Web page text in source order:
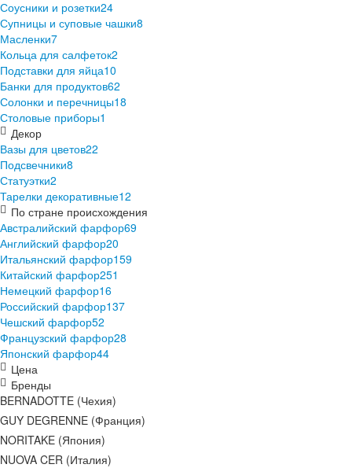
Соусники и розетки24
Супницы и суповые чашки8
Масленки7
Кольца для салфеток2
Подставки для яйца10
Банки для продуктов62
Солонки и перечницы18
Столовые приборы1
Декор
Вазы для цветов22
Подсвечники8
Статуэтки2
Тарелки декоративные12
По стране происхождения
Австралийский фарфор69
Английский фарфор20
Итальянский фарфор159
Китайский фарфор251
Немецкий фарфор16
Российский фарфор137
Чешский фарфор52
Французский фарфор28
Японский фарфор44
Цена
Бренды
BERNADOTTE (Чехия)
GUY DEGRENNE (Франция)
NORITAKE (Япония)
NUOVA CER (Италия)